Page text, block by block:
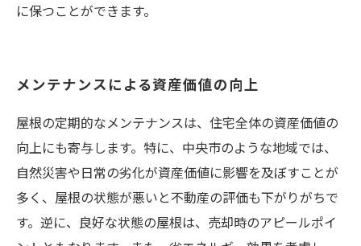
に保つことができます。
メンテナンスによる資産価値の向上
屋根の定期的なメンテナンスは、住宅全体の資産価値の
向上にも寄与します。特に、中央市のような地域では、
自然災害や日常の劣化が資産価値に影響を及ぼすことが
多く、屋根の状態が悪いと不動産の評価も下がりがちで
す。逆に、良好な状態の屋根は、売却時のアピールポイ